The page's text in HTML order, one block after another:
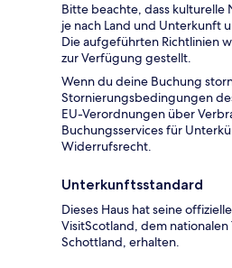
Bitte beachte, dass kulturelle
je nach Land und Unterkunft
Die aufgeführten Richtlinien
zur Verfügung gestellt.
Wenn du deine Buchung
Stornierungsbedingungen
EU-Verordnungen über
Buchungsservices für
Widerrufsrecht.
Unterkunftsstandard
Dieses Haus hat seine
VisitScotland, dem
Schottland, erhalten.